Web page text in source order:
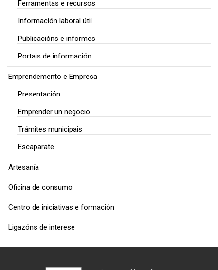
Ferramentas e recursos
Información laboral útil
Publicacións e informes
Portais de información
Emprendemento e Empresa
Presentación
Emprender un negocio
Trámites municipais
Escaparate
Artesanía
Oficina de consumo
Centro de iniciativas e formación
Ligazóns de interese